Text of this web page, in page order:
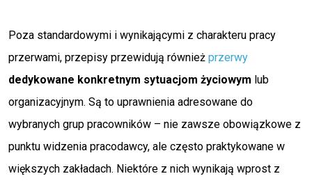
Poza standardowymi i wynikającymi z charakteru pracy
przerwami, przepisy przewidują również przerwy
dedykowane konkretnym sytuacjom życiowym lub
organizacyjnym. Są to uprawnienia adresowane do
wybranych grup pracowników – nie zawsze obowiązkowe z
punktu widzenia pracodawcy, ale często praktykowane w
większych zakładach. Niektóre z nich wynikają wprost z